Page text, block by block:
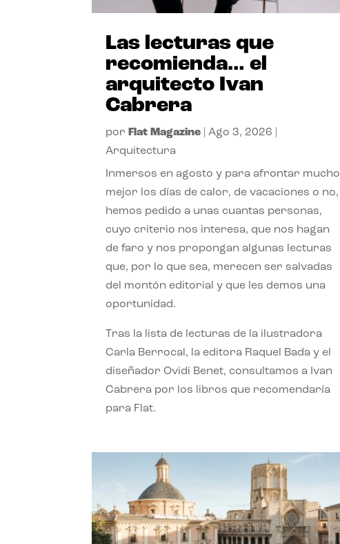
Las lecturas que
recomienda… el
arquitecto Ivan
Cabrera
por Flat Magazine |Ago 3, 2026
Arquitectura
Inmersos en agosto y para afrontar mucho
mejor los días de calor, de vacaciones o no,
hemos pedido a unas cuantas personas,
cuyo criterio nos interesa, que nos hagan
de faro y nos propongan algunas lecturas
que, por lo que sea, merecen ser salvadas
del montón editorial y que les demos una
oportunidad.
Tras la lista de lecturas de la ilustradora
Carla Berrocal, la editora Raquel Bada y el
diseñador Ovidi Benet, consultamos a Ivan
Cabrera por los libros que recomendaría
para Flat.